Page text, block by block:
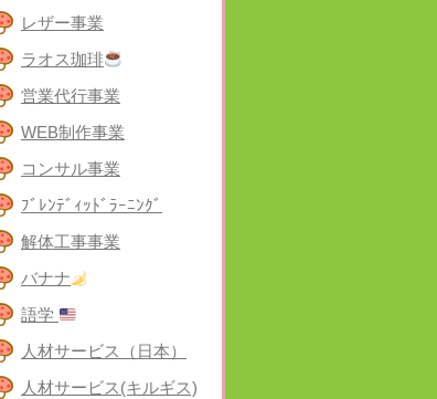
レザー事業
ラオス珈琲
営業代行事業
WEB制作事業
コンサル事業
ﾌﾞﾚﾝﾃﾞｨｯﾄﾞﾗｰﾆﾝｸﾞ
解体工事事業
バナナ
語学
人材サービス（日本）
人材サービス(キルギス)